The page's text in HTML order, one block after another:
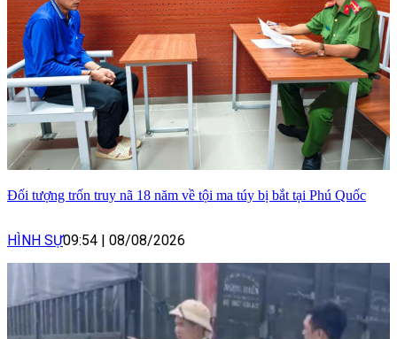
Đối tượng trốn truy nã 18 năm về tội ma túy bị bắt tại Phú Quốc
HÌNH SỰ09:54 | 08/08/2026